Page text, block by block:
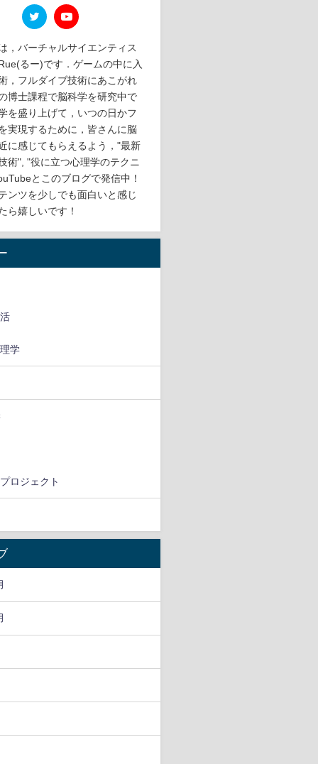
，バーチャルサイエンティス
るー)です．ゲームの中に入
，フルダイブ技術にあこがれ
博士課程で脳科学を研究中で
を盛り上げて，いつの日かフ
実現するために，皆さんに脳
に感じてもらえるよう，"最新
術", "役に立つ心理学のテクニ
とこのブログで発信中！
ンツを少しでも面白いと感じ
ら嬉しいです！
学
ロジェクト